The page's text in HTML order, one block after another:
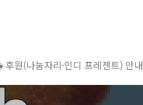
원(나눔자리·인디 프레젠트) 안내